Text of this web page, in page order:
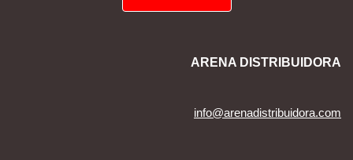
ARENA DISTRIBUIDORA
info@arenadistribuidora.com